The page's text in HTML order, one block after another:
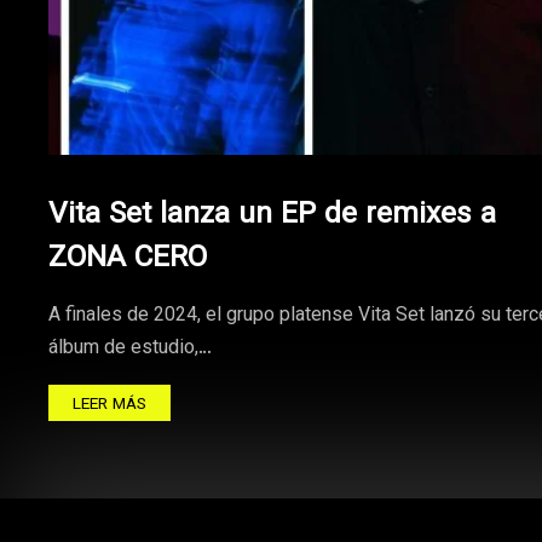
Vita Set lanza un EP de remixes a
ZONA CERO
A finales de 2024, el grupo platense Vita Set lanzó su
álbum de estudio,…
LEER MÁS